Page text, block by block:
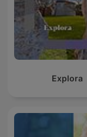
Explora